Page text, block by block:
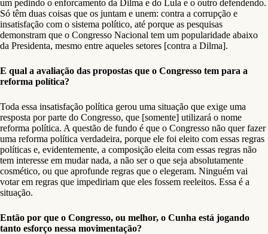
um pedindo o enforcamento da Dilma e do Lula e o outro defendendo.
Só têm duas coisas que os juntam e unem: contra a corrupção e
insatisfação com o sistema político, até porque as pesquisas
demonstram que o Congresso Nacional tem um popularidade abaixo
da Presidenta, mesmo entre aqueles setores [contra a Dilma].
E qual a avaliação das propostas que o Congresso tem para a
reforma política?
Toda essa insatisfação política gerou uma situação que exige uma
resposta por parte do Congresso, que [somente] utilizará o nome
reforma política. A questão de fundo é que o Congresso não quer fazer
uma reforma política verdadeira, porque ele foi eleito com essas regras
políticas e, evidentemente, a composição eleita com essas regras não
tem interesse em mudar nada, a não ser o que seja absolutamente
cosmético, ou que aprofunde regras que o elegeram. Ninguém vai
votar em regras que impediriam que eles fossem reeleitos. Essa é a
situação.
Então por que o Congresso, ou melhor, o Cunha está jogando
tanto esforço nessa movimentação?